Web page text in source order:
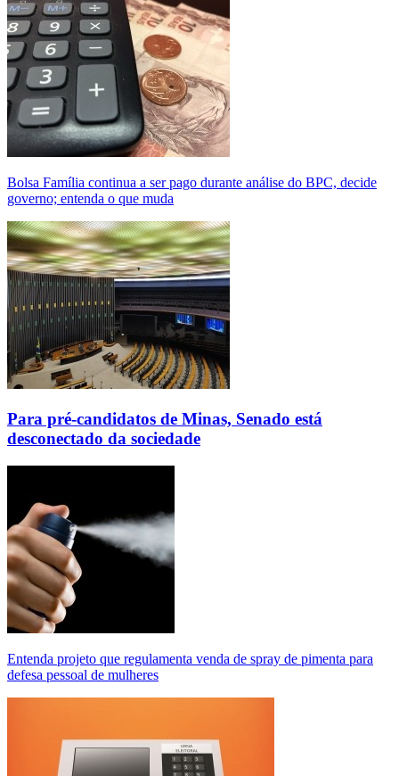
Bolsa Família continua a ser pago durante análise do BPC, decide
governo; entenda o que muda
Para pré-candidatos de Minas, Senado está
desconectado da sociedade
Entenda projeto que regulamenta venda de spray de pimenta para
defesa pessoal de mulheres